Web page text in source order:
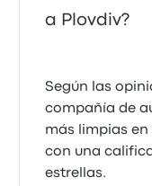
a Plovdiv?
Según las
compañía de
más limpias en
con una
estrellas.